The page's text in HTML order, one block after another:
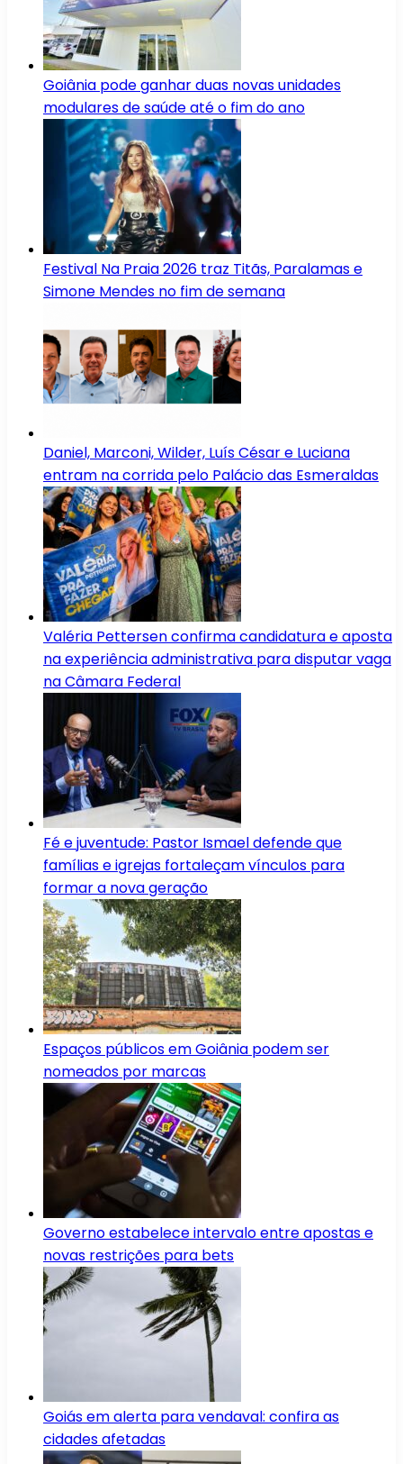
Goiânia pode ganhar duas novas unidades
modulares de saúde até o fim do ano
Festival Na Praia 2026 traz Titãs, Paralamas e
Simone Mendes no fim de semana
Daniel, Marconi, Wilder, Luís César e Luciana
entram na corrida pelo Palácio das Esmeraldas
Valéria Pettersen confirma candidatura e aposta
na experiência administrativa para disputar vaga
na Câmara Federal
Fé e juventude: Pastor Ismael defende que
famílias e igrejas fortaleçam vínculos para
formar a nova geração
Espaços públicos em Goiânia podem ser
nomeados por marcas
Governo estabelece intervalo entre apostas e
novas restrições para bets
Goiás em alerta para vendaval: confira as
cidades afetadas